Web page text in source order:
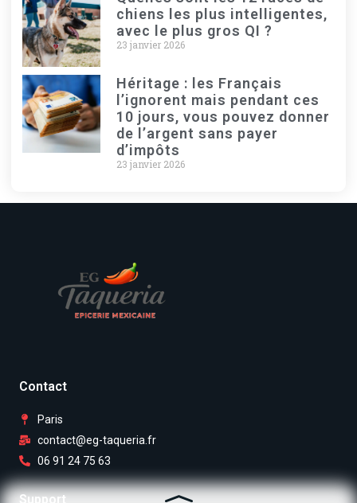
chiens les plus intelligentes,
avec le plus gros QI ?
23 janvier 2026
Héritage : les Français
l’ignorent mais pendant ces
10 jours, vous pouvez donner
de l’argent sans payer
d’impôts
23 janvier 2026
Contact
Paris
contact@eg-taqueria.fr
06 91 24 75 63
Support